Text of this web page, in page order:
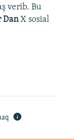
verib. Bu
DanX sosial